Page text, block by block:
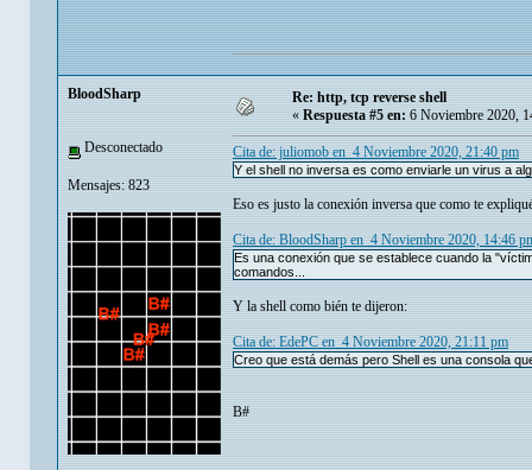
BloodSharp
Desconectado
Mensajes: 823
Re: http, tcp reverse shell
« Respuesta #5 en: 6 Noviembre 2020,
Cita de: juliomob en 4 Noviembre 2020, 21:40 pm
Y el shell no inversa es como enviarle un virus a
Eso es justo la conexión inversa que como te
Cita de: BloodSharp en 4 Noviembre 2020, 14:46
Es una conexión que se establece cuando la
comandos...
Y la shell como bién te dijeron:
Cita de: EdePC en 4 Noviembre 2020, 21:11 pm
Creo que está demás pero Shell es una consola
B#